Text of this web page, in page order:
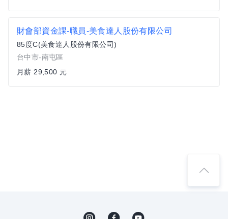
財會部資金課-職員-美食達人股份有限公司
85度C(美食達人股份有限公司)
台中市-南屯區
月薪 29,500 元